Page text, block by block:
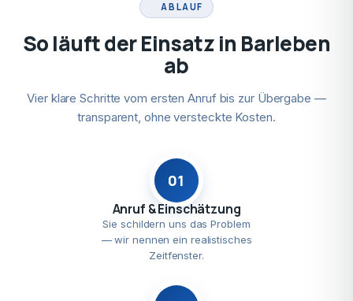
ABLAUF
So läuft der Einsatz in Barleben
ab
Vier klare Schritte vom ersten Anruf bis zur Übergabe —
transparent, ohne versteckte Kosten.
01
Anruf & Einschätzung
Sie schildern uns das Problem
— wir nennen ein realistisches
Zeitfenster.